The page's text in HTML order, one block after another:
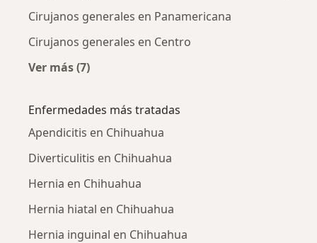
Cirujanos generales en Panamericana
Cirujanos generales en Centro
Ver más (7)
Enfermedades más tratadas
Apendicitis en Chihuahua
Diverticulitis en Chihuahua
Hernia en Chihuahua
Hernia hiatal en Chihuahua
Hernia inguinal en Chihuahua